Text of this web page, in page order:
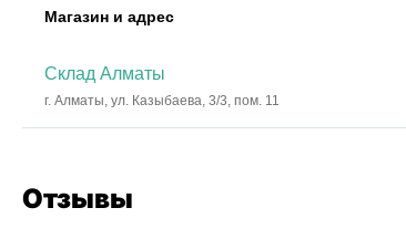
Магазин и адрес
Склад Алматы
г. Алматы, ул. Казыбаева, 3/3, пом. 11
Отзывы